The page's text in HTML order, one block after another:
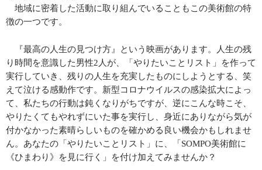
地域に密着した活動に取り組んでいることもこの美術館の特
徴の一つです。
『最高の人生の見つけ方』という映画があります。人生の残
り時間を意識した男性2 人が、「やりたいことリスト」を作って
実行していき、残りの人生を充実したものにしようとする、笑
えて泣ける感動作です。新型コロナウイルスの感染拡大によっ
て、私たちの行動は鈍くなりがちですが、逆にこんな時こそ、
やりたくてもやれずにいた事を実行し、身近にありながら気が
付かなかった素晴らしいものを確かめる良い機会かもしれませ
ん。あなたの「やりたいことリスト」に、「SOMPO美術館に
《ひまわり》を見に行く」を付け加えてみませんか？